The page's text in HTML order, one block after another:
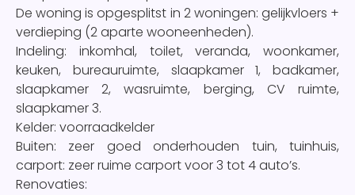
De woning is opgesplitst in 2 woningen: gelijkvloers +
verdieping (2 aparte wooneenheden).
Indeling: inkomhal, toilet, veranda, woonkamer,
keuken, bureauruimte, slaapkamer 1, badkamer,
slaapkamer 2, wasruimte, berging, CV ruimte,
slaapkamer 3.
Kelder: voorraadkelder
Buiten: zeer goed onderhouden tuin, tuinhuis,
carport: zeer ruime carport voor 3 tot 4 auto’s.
Renovaties: